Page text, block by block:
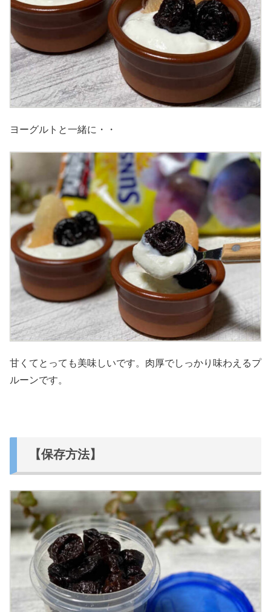
ヨーグルトと一緒に・・
甘くてとっても美味しいです。肉厚でしっかり味わえるプ
ルーンです。
【保存方法】